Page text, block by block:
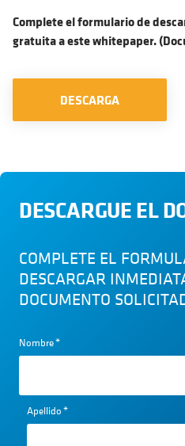
Complete el formulario de
gratuita a este whitepaper.
DESCARGA
DESCARGUE EL
COMPLETE EL
DESCARGAR
DOCUMENTO
Nombre*
Apellido*